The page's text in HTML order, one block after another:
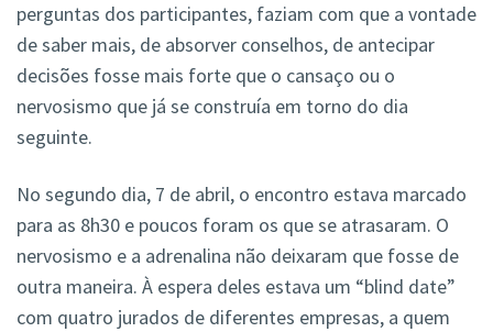
perguntas dos participantes, faziam com que a vontade
de saber mais, de absorver conselhos, de antecipar
decisões fosse mais forte que o cansaço ou o
nervosismo que já se construía em torno do dia
seguinte.
No segundo dia, 7 de abril, o encontro estava marcado
para as 8h30 e poucos foram os que se atrasaram. O
nervosismo e a adrenalina não deixaram que fosse de
outra maneira. À espera deles estava um “blind date”
com quatro jurados de diferentes empresas, a quem